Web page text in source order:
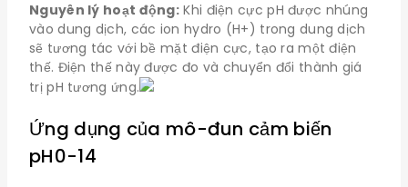
Nguyên lý hoạt động: Khi điện cực pH được nhúng
vào dung dịch, các ion hydro (H+) trong dung dịch
sẽ tương tác với bề mặt điện cực, tạo ra một điện
thế. Điện thế này được đo và chuyển đổi thành giá
trị pH tương ứng.
Ứng dụng của mô-đun cảm biến
pH0-14